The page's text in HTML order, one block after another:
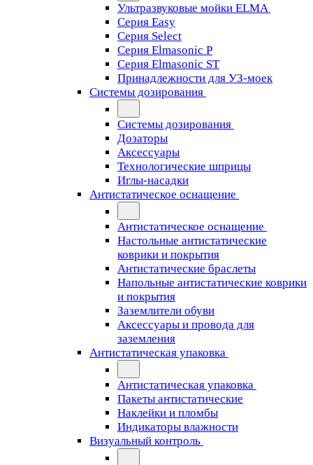
Ультразвуковые мойки ELMA
Серия Easy
Серия Select
Серия Elmasonic P
Серия Elmasonic ST
Принадлежности для УЗ-моек
Системы дозирования
Системы дозирования
Дозаторы
Аксессуары
Технологические шприцы
Иглы-насадки
Антистатическое оснащение
Антистатическое оснащение
Настольные антистатические
коврики и покрытия
Антистатические браслеты
Напольные антистатические коврики
и покрытия
Заземлители обуви
Аксессуары и провода для
заземления
Антистатическая упаковка
Антистатическая упаковка
Пакеты антистатические
Наклейки и пломбы
Индикаторы влажности
Визуальный контроль